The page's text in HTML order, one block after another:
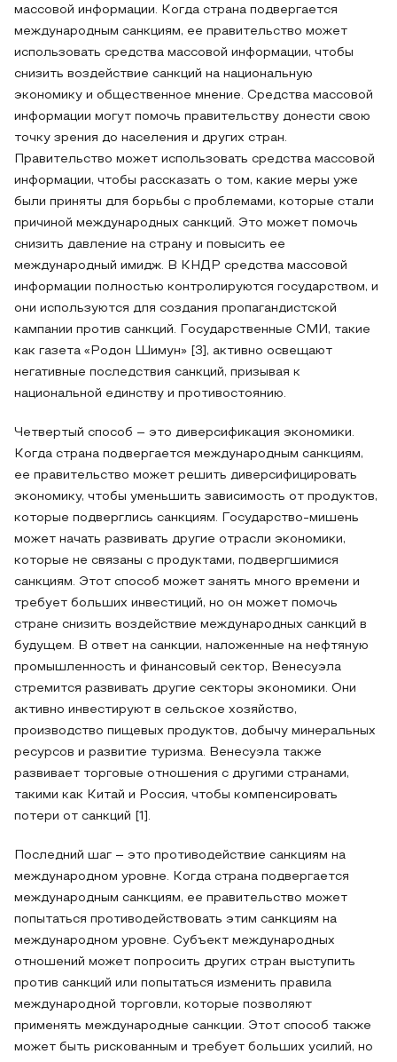
массовой информации. Когда страна подвергается
международным санкциям, ее правительство может
использовать средства массовой информации, чтобы
снизить воздействие санкций на национальную
экономику и общественное мнение. Средства массовой
информации могут помочь правительству донести свою
точку зрения до населения и других стран.
Правительство может использовать средства массовой
информации, чтобы рассказать о том, какие меры уже
были приняты для борьбы с проблемами, которые стали
причиной международных санкций. Это может помочь
снизить давление на страну и повысить ее
международный имидж. В КНДР средства массовой
информации полностью контролируются государством, и
они используются для создания пропагандистской
кампании против санкций. Государственные СМИ, такие
как газета «Родон Шимун» [3], активно освещают
негативные последствия санкций, призывая к
национальной единству и противостоянию.
Четвертый способ – это диверсификация экономики.
Когда страна подвергается международным санкциям,
ее правительство может решить диверсифицировать
экономику, чтобы уменьшить зависимость от продуктов,
которые подверглись санкциям. Государство-мишень
может начать развивать другие отрасли экономики,
которые не связаны с продуктами, подвергшимися
санкциям. Этот способ может занять много времени и
требует больших инвестиций, но он может помочь
стране снизить воздействие международных санкций в
будущем. В ответ на санкции, наложенные на нефтяную
промышленность и финансовый сектор, Венесуэла
стремится развивать другие секторы экономики. Они
активно инвестируют в сельское хозяйство,
производство пищевых продуктов, добычу минеральных
ресурсов и развитие туризма. Венесуэла также
развивает торговые отношения с другими странами,
такими как Китай и Россия, чтобы компенсировать
потери от санкций [1].
Последний шаг – это противодействие санкциям на
международном уровне. Когда страна подвергается
международным санкциям, ее правительство может
попытаться противодействовать этим санкциям на
международном уровне. Субъект международных
отношений может попросить других стран выступить
против санкций или попытаться изменить правила
международной торговли, которые позволяют
применять международные санкции. Этот способ также
может быть рискованным и требует больших усилий, но